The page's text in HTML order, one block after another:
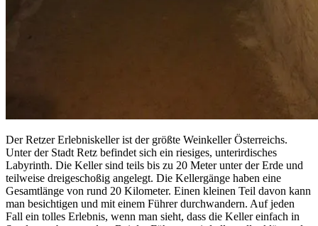
Der Retzer Erlebniskeller ist der größte Weinkeller Österreichs.
Unter der Stadt Retz befindet sich ein riesiges, unterirdisches
Labyrinth. Die Keller sind teils bis zu 20 Meter unter der Erde und
teilweise dreigeschoßig angelegt. Die Kellergänge haben eine
Gesamtlänge von rund 20 Kilometer. Einen kleinen Teil davon kann
man besichtigen und mit einem Führer durchwandern. Auf jeden
Fall ein tolles Erlebnis, wenn man sieht, dass die Keller einfach in